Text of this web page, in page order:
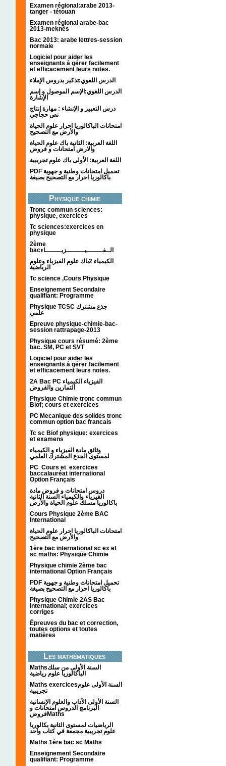
Examen régional:arabe 2013-
tanger - tétouan
Examen régional arabe-bac
2013-meknès
Bac 2013: arabe lettres-session
normale
Logiciel pour aider les
enseignants à gérer facilement
et efficacement leurs notes.
الدرس اللغوي:تذكير بدروس الإملاء
الدرس اللغوي:الإسم الموصول و إسم
الإشارة
درس التعبير و الإنشاء : مهارة إنتاج
نص حجاجي
امتحانات الباكالوريا احرار علوم الحياة
والأرض مع التصحيح
اللغة العربية: الثانية باك علوم الحياة
والارض امتحانات و فروض
اللغة العربية: الأولى باك علوم تجريبية
PDF تحميل امتحانات وطنية و جهوية
باكالوريا احرار مع التصحيح بصيغة
Physique chimie
Tronc commun sciences:
physique, exercices
Tc sciences:exercices en
physique
2ème
bacالــفــــــــيـــــــــزيــــــــاء
الكيمياء 2باك علوم الفيزياء وعلوم
الرياضية
Tc science ,Cours Physique
Enseignement Secondaire
qualifiant: Programme
Physique TCSC جذع مشترك
علمي
Epreuve physique-chimie-bac-
session rattrapage-2013
Physique cours résumé: 2ème
bac. SM, PC et SVT
Logiciel pour aider les
enseignants à gérer facilement
et efficacement leurs notes.
2A Bac PC الفيزياء الكيمياء
التمارين والفروض
Physique Chimie tronc commun
Biof; cours et exercices
PC Mecanique des solides tronc
commun option bac francais
Tc sc Biof physique: exercices
et examens
وثائق مادة الفيزياء و الكيمياء
PC Cours et exercices
baccalauréat international
Option Français
دروس امتحانات و فروض مادة
الفيزياء والكيمياء السنة الثانية
باكالوريا مسلك علوم الحياة والأرض
Cours Physique 2ème BAC
International
امتحانات الباكالوريا احرار علوم الحياة
والأرض مع التصحيح
1ère bac international sc ex et
sc maths: Physique Chimie
Physique chimie 2ème bac
international Option Français
PDF تحميل امتحانات وطنية و جهوية
باكالوريا احرار مع التصحيح بصيغة
Physique Chimie 2AS Bac
International; exercices
corriges
Épreuves du bac et correction,
toutes options et toutes
matières
Les mathématiques
Mathsالسنة الأولى من سلك
الباكالوريا علوم رياضية
Maths exercicesالسنة الأولى علوم
تجريبية
السنة الأولى الآداب والعلوم الإنسانية
البرنامج الدروس امتحانات و
فروضMaths
الرياضيات لمستوى الثانية بكالوريا
علوم تجريبية مجمعة في كتاب واحد
Maths 1ère bac sc Maths
Enseignement Secondaire
qualifiant: Programme